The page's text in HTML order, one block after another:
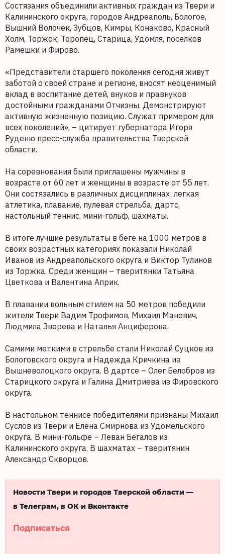
Состязания объединили активных граждан из Твери и
Калининского округа, городов Андреаполь, Бологое,
Вышний Волочек, Зубцов, Кимры, Конаково, Красный
Холм, Торжок, Торопец, Старица, Удомля, поселков
Рамешки и Фирово.
«Представители старшего поколения сегодня живут
заботой о своей стране и регионе, вносят неоценимый
вклад в воспитание детей, внуков и правнуков
достойными гражданами Отчизны. Демонстрируют
активную жизненную позицию. Служат примером для
всех поколений», – цитирует губернатора Игоря
Руденю пресс-служба правительства Тверской
области.
На соревнования были приглашены мужчины в
возрасте от 60 лет и женщины в возрасте от 55 лет.
Они состязались в различных дисциплинах: легкая
атлетика, плавание, пулевая стрельба, дартс,
настольный теннис, мини-гольф, шахматы.
В итоге лучшие результаты в беге на 1000 метров в
своих возрастных категориях показали Николай
Иванов из Андреапольского округа и Виктор Тулинов
из Торжка. Среди женщин – тверитянки Татьяна
Цветкова и Валентина Априк.
В плавании вольным стилем на 50 метров победили
жители Твери Вадим Трофимов, Михаил Маневич,
Людмила Зверева и Наталья Анциферова.
Самими меткими в стрельбе стали Николай Суцков из
Бологовского округа и Надежда Кричкина из
Вышневолоцкого округа. В дартсе – Олег Белобров из
Старицкого округа и Галина Дмитриева из Фировского
округа.
В настольном теннисе победителями признаны Михаил
Суслов из Твери и Елена Смирнова из Удомельского
округа. В мини-гольфе – Леван Бегалов из
Калининского округа. В шахматах – тверитянин
Александр Скворцов.
Новости Твери и городов Тверской области —
в Телеграм, в ОК и Вконтакте
Подписаться